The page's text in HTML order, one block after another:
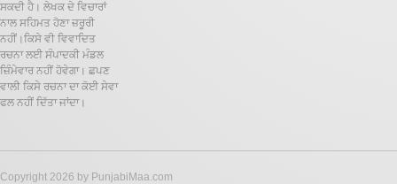
ਸਕਦੀ ਹੈ। ਲੇਖਕ ਦੇ ਵਿਚਾਰਾਂ
ਨਾਲ ਸਹਿਮਤ ਹੋਣਾ ਜ਼ਰੂਰੀ
ਨਹੀਂ।ਕਿਸੇ ਵੀ ਵਿਵਾਦਿਤ
ਰਚਨਾ ਲਈ ਸੰਪਾਦਕੀ ਮੰਡਲ
ਜ਼ਿੰਮੇਵਾਰ ਨਹੀਂ ਹੋਵੇਗਾ। ਛਪਣ
ਵਾਲੀ ਕਿਸੇ ਰਚਨਾ ਦਾ ਕੋਈ ਸੇਵਾ
ਫਲ ਨਹੀਂ ਦਿੱਤਾ ਜਾਂਦਾ।
Copyright 2026 by PunjabiMaa.com